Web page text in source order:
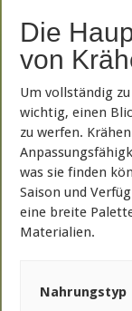
Die
von
Um vollständig
wichtig, einen
zu werfen.
was sie finden
Saison und
eine breite
Materialien.
Nahrungstyp